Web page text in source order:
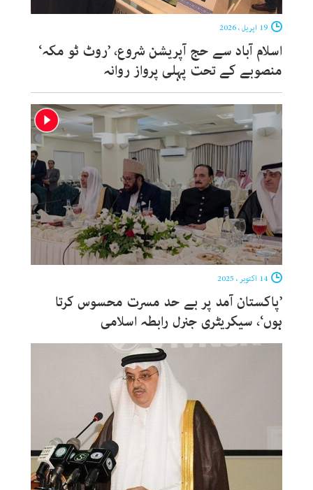
اسلام آباد سے حج آپریشن شروع، ’روٹ ٹو مکہ‘
منصوبے کے تحت پہلی پرواز روانہ
’پاکستان آمد پر بے حد مسرت محسوس کرتا
ہوں‘، سیکریٹری جنرل رابطہ اسلامی